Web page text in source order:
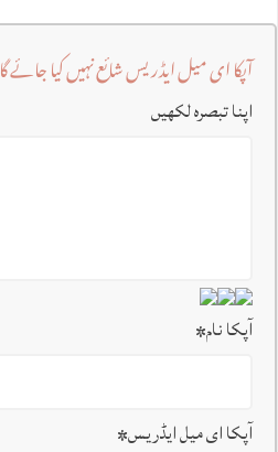
آپکا ای میل ایڈریس شائع نہیں کیا جائے گا
اپنا تبصرہ لکھیں
آپکا نام*
آپکا ای میل ایڈریس*